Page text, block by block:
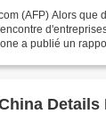
(AFP) Alors que
a publié un
Details